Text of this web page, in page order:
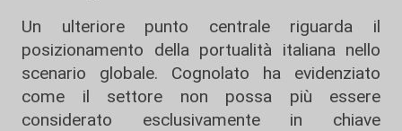
Un ulteriore punto centrale riguarda il
posizionamento della portualità italiana nello
scenario globale. Cognolato ha evidenziato
come il settore non possa più essere
considerato esclusivamente in chiave